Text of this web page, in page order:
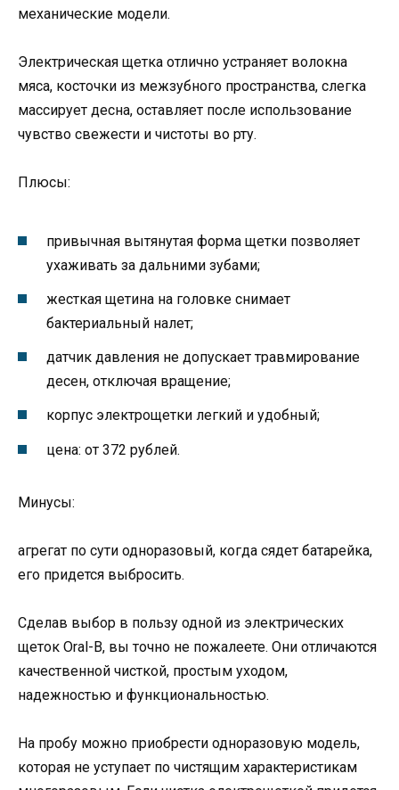
механические модели.
Электрическая щетка отлично устраняет волокна
мяса, косточки из межзубного пространства, слегка
массирует десна, оставляет после использование
чувство свежести и чистоты во рту.
Плюсы:
привычная вытянутая форма щетки позволяет
ухаживать за дальними зубами;
жесткая щетина на головке снимает
бактериальный налет;
датчик давления не допускает травмирование
десен, отключая вращение;
корпус электрощетки легкий и удобный;
цена: от 372 рублей.
Минусы:
агрегат по сути одноразовый, когда сядет батарейка,
его придется выбросить.
Сделав выбор в пользу одной из электрических
щеток Oral-B, вы точно не пожалеете. Они отличаются
качественной чисткой, простым уходом,
надежностью и функциональностью.
На пробу можно приобрести одноразовую модель,
которая не уступает по чистящим характеристикам